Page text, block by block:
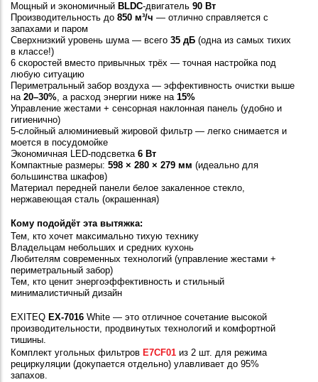
Мощный и экономичный BLDC-двигатель 90 Вт
Производительность до 850 м³/ч — отлично справляется с
запахами и паром
Сверхнизкий уровень шума — всего 35 дБ (одна из самых тихих
в классе!)
6 скоростей вместо привычных трёх — точная настройка под
любую ситуацию
Периметральный забор воздуха — эффективность очистки выше
на 20–30%, а расход энергии ниже на 15%
Управление жестами + сенсорная наклонная панель (удобно и
гигиенично)
5-слойный алюминиевый жировой фильтр — легко снимается и
моется в посудомойке
Экономичная LED-подсветка 6 Вт
Компактные размеры: 598 × 280 × 279 мм (идеально для
большинства шкафов)
Материал передней панели белое закаленное стекло,
нержавеющая сталь (окрашенная)
Кому подойдёт эта вытяжка:
Тем, кто хочет максимально тихую технику
Владельцам небольших и средних кухонь
Любителям современных технологий (управление жестами +
периметральный забор)
Тем, кто ценит энергоэффективность и стильный
минималистичный дизайн
EXITEQ EX-7016 White — это отличное сочетание высокой
производительности, продвинутых технологий и комфортной
тишины.
Комплект угольных фильтров E7CF01 из 2 шт. для режима
рециркуляции (докупается отдельно) улавливает до 95%
запахов.